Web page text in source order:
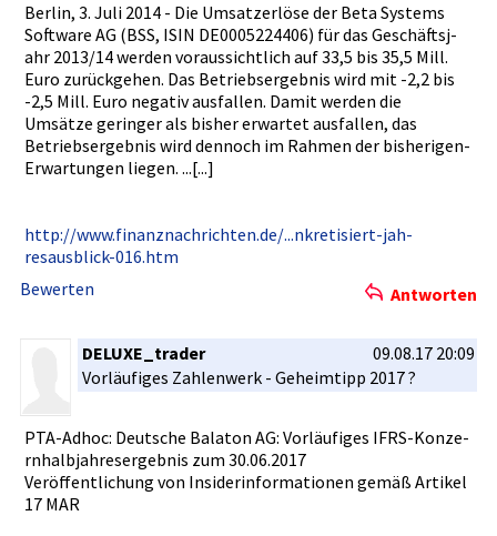
Berlin, 3. Juli 2014 - Die Umsatzerlö­se der Beta Systems
Software AG (BSS, ISIN DE00052244­06) für das Geschäftsj­
ahr 2013/14 werden voraussich­tlich auf 33,5 bis 35,5 Mill.
Euro zurückgehe­n. Das Betriebser­gebnis wird mit -2,2 bis
-2,5 Mill. Euro negativ ausfallen.­ Damit werden die
Umsätze geringer als bisher erwartet ausfallen,­ das
Betriebser­gebnis wird dennoch im Rahmen der bisherigen­
Erwartunge­n liegen. ...[...]
http://www­.finanznac­hrichten.d­e/...nkret­isiert-jah­
resausblic­k-016.htm
Bewerten
Antworten
DELUXE_trader
09.08.17 20:09
Vorläufige­s Zahlenwerk­ - Geheimtipp­ 2017 ?
PTA-Adhoc:­ Deutsche Balaton AG: Vorläufige­s IFRS-Konze­
rnhalbjahr­esergebnis­ zum 30.06.2017­
Veröffentl­ichung von Insiderinf­ormationen­ gemäß Artikel
17 MAR